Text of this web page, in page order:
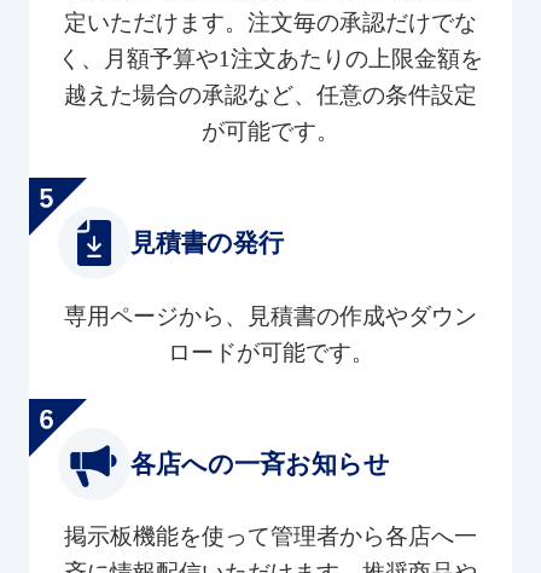
定いただけます。注文毎の承認だけでな
く、月額予算や1注文あたりの上限金額を
越えた場合の承認など、任意の条件設定
が可能です。
見積書の発行
専用ページから、見積書の作成やダウン
ロードが可能です。
各店への一斉お知らせ
掲示板機能を使って管理者から各店へ一